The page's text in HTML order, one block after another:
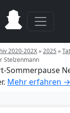
2020-202X»2025 »
Stelzenmann
Sommerpause
Mehr erfahren →